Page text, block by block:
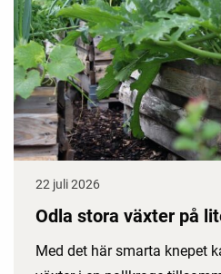
22 juli 2026
Odla stora växter på
Med det här smarta knepet